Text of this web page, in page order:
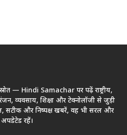
— Hindi Samachar पर पढ़ें राष्ट्रीय,
व्यवसाय, शिक्षा और टेक्नोलॉजी से जुड़ी
सटीक और निष्पक्ष खबरें, वह भी सरल और
रहें।